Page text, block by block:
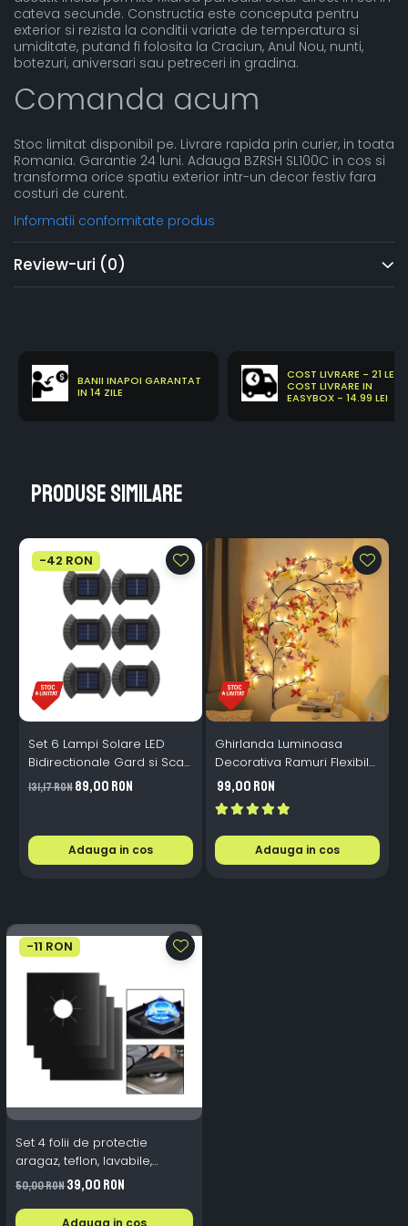
cateva secunde. Constructia este conceputa pentru
exterior si rezista la conditii variate de temperatura si
umiditate, putand fi folosita la Craciun, Anul Nou, nunti,
botezuri, aniversari sau petreceri in gradina.
Comanda acum
Stoc limitat disponibil pe. Livrare rapida prin curier, in toata
Romania. Garantie 24 luni. Adauga BZRSH SL100C in cos si
transforma orice spatiu exterior intr-un decor festiv fara
costuri de curent.
Informatii conformitate produs
Review-uri (0)
BANII INAPOI GARANTAT
IN 14 ZILE
COST LIVRARE - 21 LEI
COST LIVRARE IN
EASYBOX - 14.99 LEI
Produse similare
-42 RON
Set 6 Lampi Solare LED
Bidirectionale Gard si Scari
- 200mAh, IP65, Alb Cald,
Senzor Automat
131,17 RON89,00 RON
Adauga in cos
Ghirlanda Luminoasa
Decorativa Ramuri Flexibile
1.6m 72 LED USB
Telecomanda
99,00 RON
Adauga in cos
-11 RON
Set 4 folii de protectie
aragaz, teflon, lavabile,
reutilizabile, Negru/Gri
50,00 RON39,00 RON
Adauga in cos